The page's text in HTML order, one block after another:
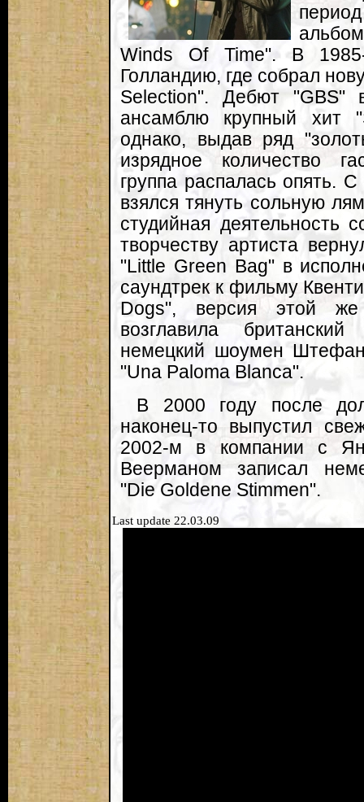
Winds Of Time". В
Голландию, где собрал
Selection". Дебют "GBS"
ансамблю крупный хит
однако, выдав ряд
изрядное количество
группа распалась опять.
взялся тянуть сольную
студийная деятельность
творчеству артиста
"Little Green Bag" в
саундтрек к фильму
Dogs", версия этой
возглавила
немецкий шоумен
"Una Paloma Blanca".
В 2000 году после
наконец-то выпустил
2002-м в компании с
Веерманом записал
"Die Goldene Stimmen".
Last update 22.03.09